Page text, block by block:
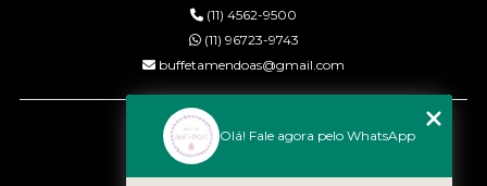
(11) 4562-9500
(11) 96723-9743
buffetamendoas@gmail.com
MENU
Quem somos
Olá! Fale agora pelo WhatsApp